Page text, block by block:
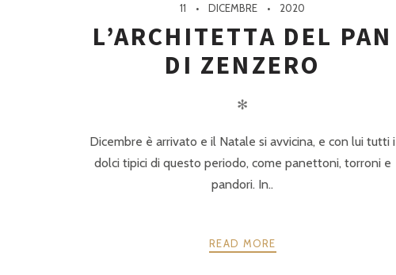
11 DICEMBRE 2020
L’ARCHITETTA DEL PAN
DI ZENZERO
✻
Dicembre è arrivato e il Natale si avvicina, e con lui tutti i
dolci tipici di questo periodo, come panettoni, torroni e
pandori. In..
READ MORE